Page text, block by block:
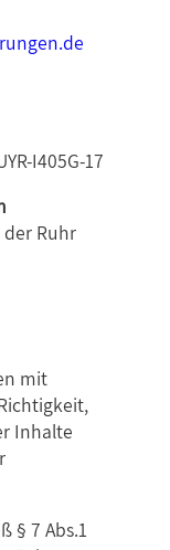
I405G-17
Ruhr
mit
Inhalte
§ 7 Abs.1